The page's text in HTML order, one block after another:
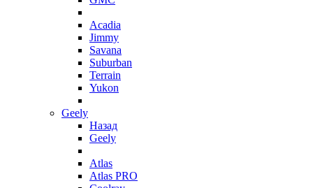
Acadia
Jimmy
Savana
Suburban
Terrain
Yukon
Geely
Назад
Geely
Atlas
Atlas PRO